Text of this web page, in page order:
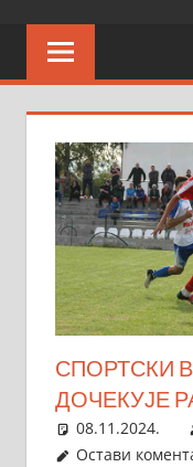
СПОРТСКИ
ДОЧЕКУЈЕ
08.11.2024.
Остави